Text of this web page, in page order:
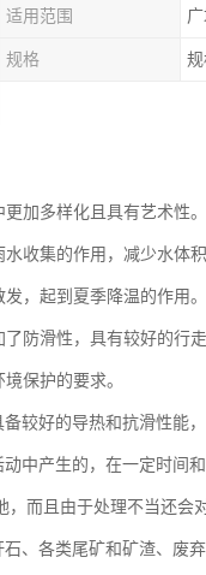
适用范围
规格
加多样化且具有艺术性。
收集的作用，减少水体积
，起到夏季降温的作用。
防滑性，具有较好的行走
保护的要求。
较好的导热和抗滑性能
中产生的，在一定时间
而且由于处理不当还会
、各类尾矿和矿渣、废